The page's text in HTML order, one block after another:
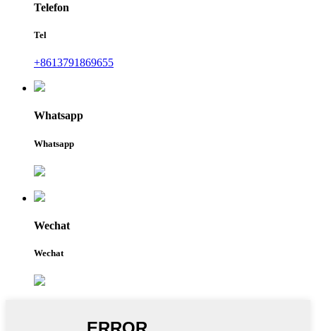
Telefon
Tel
+8613791869655
Whatsapp
Whatsapp
Wechat
Wechat